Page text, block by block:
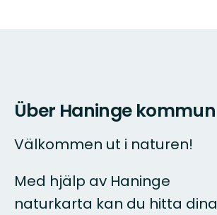
Über Haninge kommun
Välkommen ut i naturen!
Med hjälp av Haninge
naturkarta kan du hitta dina